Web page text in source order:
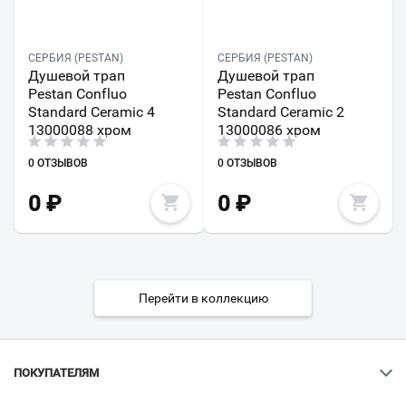
СЕРБИЯ (PESTAN)
Душевой трап
Pestan Confluo
Standard Ceramic 4
13000088 хром
0 ОТЗЫВОВ
0 ₽
СЕРБИЯ (PESTAN)
Душевой трап
Pestan Confluo
Standard Ceramic 2
13000086 хром
0 ОТЗЫВОВ
0₽
Перейти в коллекцию
ПОКУПАТЕЛЯМ